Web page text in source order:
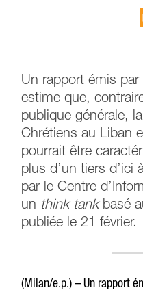
Un rapport émis par
estime que,
publique générale,
Chrétiens au Liban
pourrait être
plus d’un tiers d’ici
par le Centre
un think tankbasé
publiée le 21 février.
(Milan/e.p.) – Un rapport